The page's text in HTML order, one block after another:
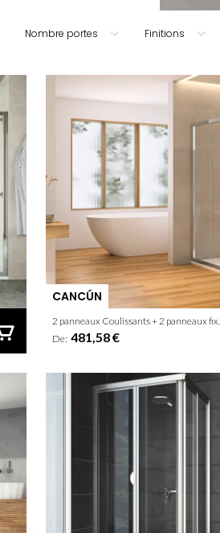
Nombre portes Finitions
CANCÚN
De: 481,58 €